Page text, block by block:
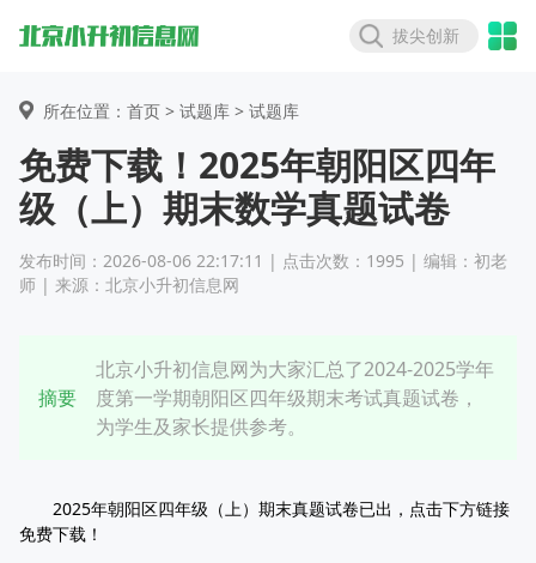
拔尖创新
所在位置：首页 > 试题库 > 试题库
免费下载！2025年朝阳区四年
级（上）期末数学真题试卷
发布时间：2026-08-06 22:17:11 | 点击次数：1995 | 编辑：初老
师 | 来源：北京小升初信息网
摘要
北京小升初信息网为大家汇总了2024-2025学年
度第一学期朝阳区四年级期末考试真题试卷，
为学生及家长提供参考。
2025年朝阳区四年级（上）期末真题试卷已出，点击下方链接
免费下载！